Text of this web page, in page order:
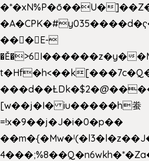
�*�xN%P�ō��U�
���E-
�Ě�>6򁊔I������z�y�
[w��j�I� iu�����h䖭
=!x�9��j�J�i�0�p��